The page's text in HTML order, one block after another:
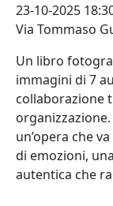
23-10-2025
Via Tommaso
Un libro
immagini di 7
collaborazione
un’opera che
di emozioni,
autentica che